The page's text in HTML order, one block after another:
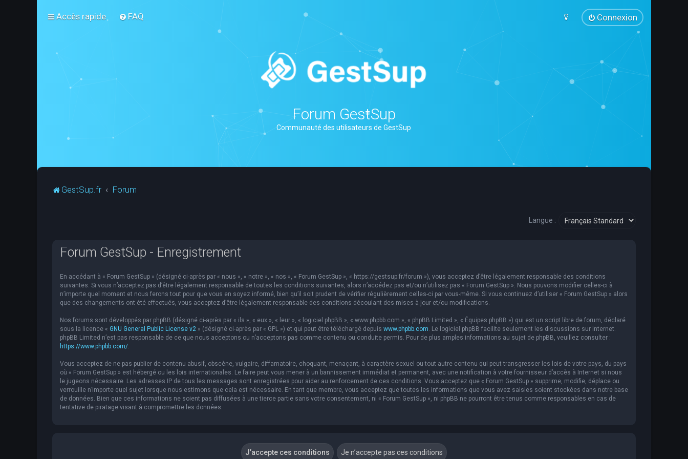
Accès rapide FAQ Connexion
Forum GestSup
Communauté des utilisateurs de GestSup
GestSup.fr Forum
Langue :
Forum GestSup - Enregistrement
En accédant à « Forum GestSup » (désigné ci-après par « nous », « notre », « nos », « Forum GestSup », « https://gestsup.fr/forum »), vous acceptez d’être légalement responsable des conditions
suivantes. Si vous n’acceptez pas d’être légalement responsable de toutes les conditions suivantes, alors n’accédez pas et/ou n’utilisez pas « Forum GestSup ». Nous pouvons modifier celles-ci à
n’importe quel moment et nous ferons tout pour que vous en soyez informé, bien qu’il soit prudent de vérifier régulièrement celles-ci par vous-même. Si vous continuez d’utiliser « Forum GestSup » alors
que des changements ont été effectués, vous acceptez d’être légalement responsable des conditions découlant des mises à jour et/ou modifications.
Nos forums sont développés par phpBB (désigné ci-après par « ils », « eux », « leur », « logiciel phpBB », « www.phpbb.com », « phpBB Limited », « Équipes phpBB ») qui est un script libre de forum, déclaré
sous la licence « GNU General Public License v2 » (désigné ci-après par « GPL ») et qui peut être téléchargé depuis www.phpbb.com. Le logiciel phpBB facilite seulement les discussions sur Internet.
phpBB Limited n’est pas responsable de ce que nous acceptons ou n’acceptons pas comme contenu ou conduite permis. Pour de plus amples informations au sujet de phpBB, veuillez consulter :
https://www.phpbb.com/.
Vous acceptez de ne pas publier de contenu abusif, obscène, vulgaire, diffamatoire, choquant, menaçant, à caractère sexuel ou tout autre contenu qui peut transgresser les lois de votre pays, du pays
où « Forum GestSup » est hébergé ou les lois internationales. Le faire peut vous mener à un bannissement immédiat et permanent, avec une notification à votre fournisseur d’accès à Internet si nous
le jugeons nécessaire. Les adresses IP de tous les messages sont enregistrées pour aider au renforcement de ces conditions. Vous acceptez que « Forum GestSup » supprime, modifie, déplace ou
verrouille n’importe quel sujet lorsque nous estimons que cela est nécessaire. En tant que membre, vous acceptez que toutes les informations que vous avez saisies soient stockées dans notre base
de données. Bien que ces informations ne soient pas diffusées à une tierce partie sans votre consentement, ni « Forum GestSup », ni phpBB ne pourront être tenus comme responsables en cas de
tentative de piratage visant à compromettre les données.